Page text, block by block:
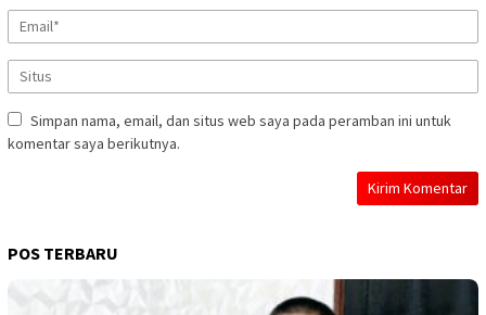
Simpan nama, email, dan situs web saya pada peramban ini untuk
komentar saya berikutnya.
POS TERBARU